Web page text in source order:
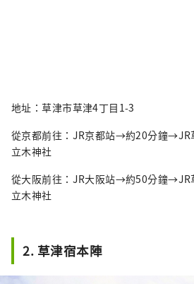
地址：草津市草津4丁目1-3
從京都前往：JR京都站→約20分鐘
立木神社
從大阪前往：JR大阪站→約50分鐘
立木神社
2. 草津宿本陣